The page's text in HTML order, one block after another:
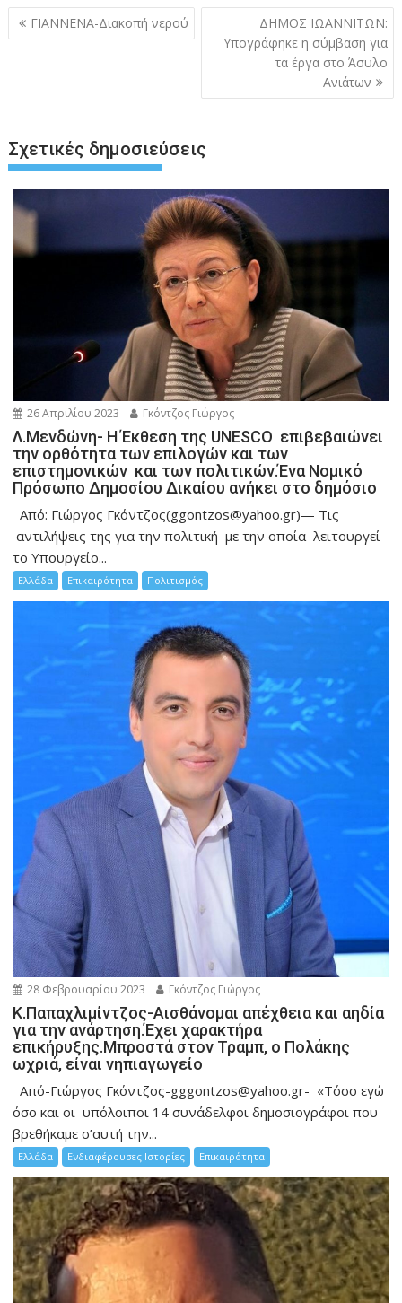
Πλοήγηση
άρθρων
ΓΙΑΝΝΕΝΑ-Διακοπή νερού
ΔΗΜΟΣ ΙΩΑΝΝΙΤΩΝ:
Υπογράφηκε η σύμβαση για
τα έργα στο Άσυλο
Ανιάτων
Σχετικές δημοσιεύσεις
26 Απριλίου 2023 Γκόντζος Γιώργος
Λ.Μενδώνη- Η Έκθεση της UNESCO επιβεβαιώνει
την ορθότητα των επιλογών και των
επιστημονικών και των πολιτικών.Ένα Νομικό
Πρόσωπο Δημοσίου Δικαίου ανήκει στο δημόσιο
Από: Γιώργος Γκόντζος(ggontzos@yahoo.gr)— Τις
αντιλήψεις της για την πολιτική με την οποία λειτουργεί
το Υπουργείο...
Ελλάδα Επικαιρότητα Πολιτισμός
28 Φεβρουαρίου 2023 Γκόντζος Γιώργος
Κ.Παπαχλιμίντζος-Αισθάνομαι απέχθεια και αηδία
για την ανάρτηση.Έχει χαρακτήρα
επικήρυξης.Μπροστά στον Τραμπ, ο Πολάκης
ωχριά, είναι νηπιαγωγείο
Από-Γιώργος Γκόντζος-gggontzos@yahoo.gr- «Τόσο εγώ
όσο και οι υπόλοιποι 14 συνάδελφοι δημοσιογράφοι που
βρεθήκαμε σ’αυτή την...
Ελλάδα Ενδιαφέρουσες Ιστορίες Επικαιρότητα